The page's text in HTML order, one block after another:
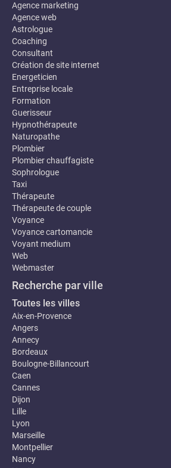
Agence marketing
Agence web
Astrologue
Coaching
Consultant
Création de site internet
Energeticien
Entreprise locale
Formation
Guerisseur
Hypnothérapeute
Naturopathe
Plombier
Plombier chauffagiste
Sophrologue
Taxi
Thérapeute
Thérapeute de couple
Voyance
Voyance cartomancie
Voyant medium
Web
Webmaster
Recherche par ville
Toutes les villes
Aix-en-Provence
Angers
Annecy
Bordeaux
Boulogne-Billancourt
Caen
Cannes
Dijon
Lille
Lyon
Marseille
Montpellier
Nancy